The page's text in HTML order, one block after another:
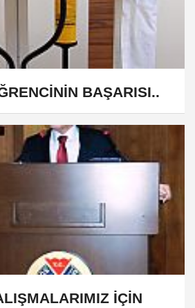
BAŞARISI..
İÇİN